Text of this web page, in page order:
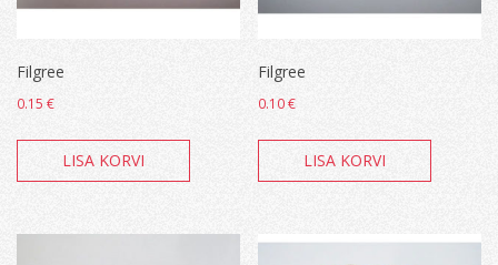
Filgree
0.15 €
LISA KORVI
Filgree
0.10€
LISA KORVI